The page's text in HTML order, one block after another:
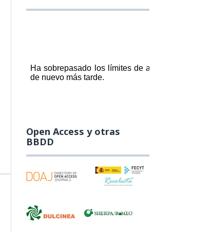
Open Access y otras
BBDD